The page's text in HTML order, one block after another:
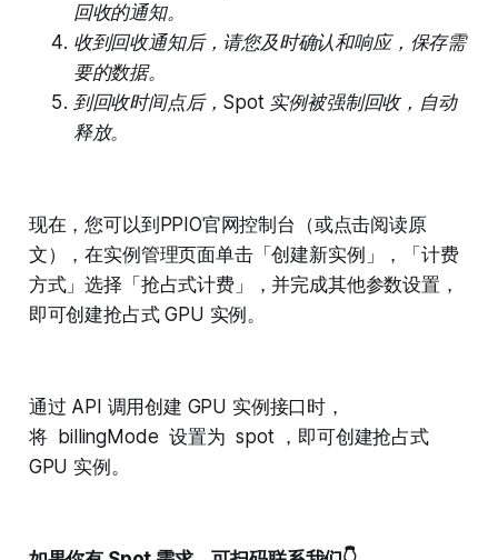
回收的通知。
收到回收通知后，请您及时确认和响应，保存需
要的数据。
到回收时间点后，Spot 实例被强制回收，自动
释放。
现在，您可以到PPIO官网控制台（或点击阅读原
文），在实例管理页面单击「创建新实例」，「计费
方式」选择「抢占式计费」，并完成其他参数设置，
即可创建抢占式 GPU 实例。
通过 API 调用创建 GPU 实例接口时，
将 billingMode 设置为spot ，即可创建抢占式
GPU 实例。